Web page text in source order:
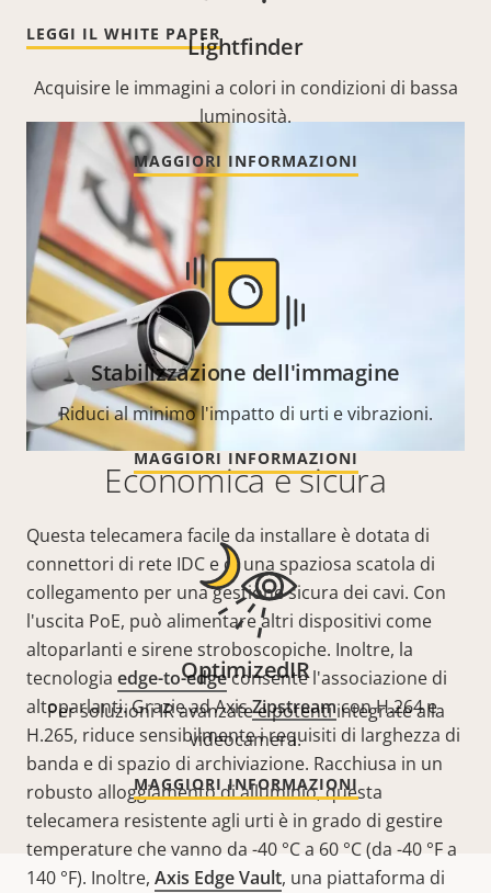
LEGGI IL WHITE PAPER
Economica e sicura
Questa telecamera facile da installare è dotata di
connettori di rete IDC e di una spaziosa scatola di
collegamento per una gestione sicura dei cavi. Con
l'uscita PoE, può alimentare altri dispositivi come
altoparlanti e sirene stroboscopiche. Inoltre, la
tecnologia edge-to-edgeconsente l'associazione di
altoparlanti. Grazie ad AxisZipstreamcon H.264 e
H.265, riduce sensibilmente i requisiti di larghezza di
banda e di spazio di archiviazione. Racchiusa in un
robusto alloggiamento di alluminio, questa
telecamera resistente agli urti è in grado di gestire
temperature che vanno da -40 °C a 60 °C (da -40 °F a
140 °F). Inoltre, Axis Edge Vault, una piattaforma di
Lightfinder
Acquisire le immagini a colori in condizioni di bassa
luminosità.
MAGGIORI INFORMAZIONI
Stabilizzazione dell'immagine
Riduci al minimo l'impatto di urti e vibrazioni.
MAGGIORI INFORMAZIONI
OptimizedIR
Per soluzioni IR avanzate e potenti integrate alla
videocamera.
MAGGIORI INFORMAZIONI